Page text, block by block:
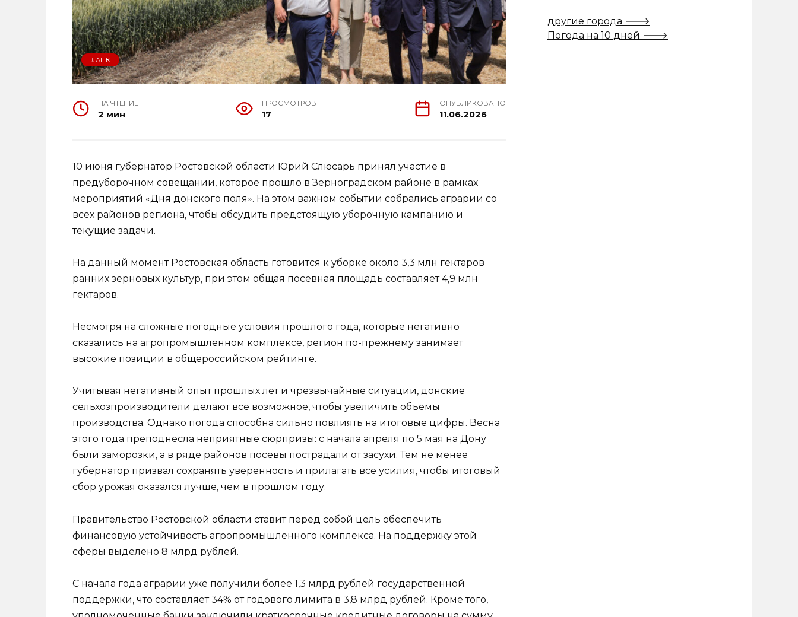
#АПК
НА ЧТЕНИЕ
2 мин
ПРОСМОТРОВ
17
ОПУБЛИКОВАНО
11.06.2026
10 июня губернатор Ростовской области Юрий Слюсарь принял участие в
предуборочном совещании, которое прошло в Зерноградском районе в рамках
мероприятий «Дня донского поля». На этом важном событии собрались аграрии со
всех районов региона, чтобы обсудить предстоящую уборочную кампанию и
текущие задачи.
На данный момент Ростовская область готовится к уборке около 3,3 млн гектаров
ранних зерновых культур, при этом общая посевная площадь составляет 4,9 млн
гектаров.
Несмотря на сложные погодные условия прошлого года, которые негативно
сказались на агропромышленном комплексе, регион по-прежнему занимает
высокие позиции в общероссийском рейтинге.
Учитывая негативный опыт прошлых лет и чрезвычайные ситуации, донские
сельхозпроизводители делают всё возможное, чтобы увеличить объёмы
производства. Однако погода способна сильно повлиять на итоговые цифры. Весна
этого года преподнесла неприятные сюрпризы: с начала апреля по 5 мая на Дону
были заморозки, а в ряде районов посевы пострадали от засухи. Тем не менее
губернатор призвал сохранять уверенность и прилагать все усилия, чтобы итоговый
сбор урожая оказался лучше, чем в прошлом году.
Правительство Ростовской области ставит перед собой цель обеспечить
финансовую устойчивость агропромышленного комплекса. На поддержку этой
сферы выделено 8 млрд рублей.
С начала года аграрии уже получили более 1,3 млрд рублей государственной
поддержки, что составляет 34% от годового лимита в 3,8 млрд рублей. Кроме того,
другие города 🡒
Погода на 10 дней 🡒